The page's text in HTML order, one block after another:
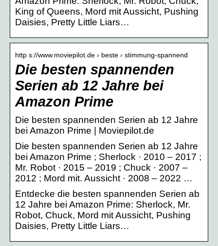
King of Queens, Mord mit Aussicht, Pushing
Daisies, Pretty Little Liars…
http s://www.moviepilot.de › beste › stimmung-spannend
Die besten spannenden
Serien ab 12 Jahre bei
Amazon Prime
Die besten spannenden Serien ab 12 Jahre
bei Amazon Prime | Moviepilot.de
Die besten spannenden Serien ab 12 Jahre
bei Amazon Prime ; Sherlock · 2010 – 2017 ;
Mr. Robot · 2015 – 2019 ; Chuck · 2007 –
2012 ; Mord mit. Aussicht · 2008 – 2022 …
Entdecke die besten spannenden Serien ab
12 Jahre bei Amazon Prime: Sherlock, Mr.
Robot, Chuck, Mord mit Aussicht, Pushing
Daisies, Pretty Little Liars…